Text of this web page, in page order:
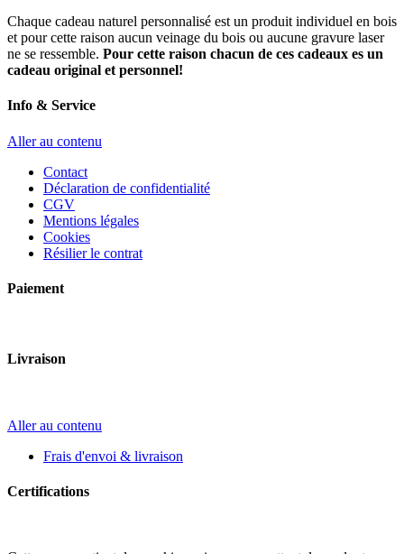
Chaque cadeau naturel personnalisé est un produit individuel en bois
et pour cette raison aucun veinage du bois ou aucune gravure laser
ne se ressemble. Pour cette raison chacun de ces cadeaux es un
cadeau original et personnel!
Info & Service
Aller au contenu
Contact
Déclaration de confidentialité
CGV
Mentions légales
Cookies
Résilier le contrat
Paiement
Livraison
Aller au contenu
Frais d'envoi & livraison
Certifications